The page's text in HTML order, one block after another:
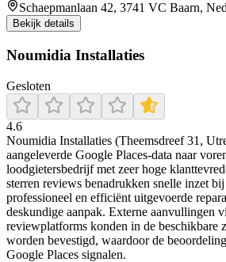
Schaepmanlaan 42, 3741 VC Baarn,
Bekijk details
Noumidia Installaties
Gesloten
4.6
Noumidia Installaties (Theemsdreef 31,
aangeleverde Google Places-data naar
loodgietersbedrijf met zeer hoge
sterren reviews benadrukken snelle inzet
professioneel en efficiënt uitgevoerde
deskundige aanpak. Externe aanvullingen
reviewplatforms konden in de beschikbare
worden bevestigd, waardoor de
Google Places signalen.